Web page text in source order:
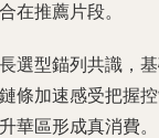
在推薦片段。
選型錨列共識，
條加速感受把握
華區形成真消費。